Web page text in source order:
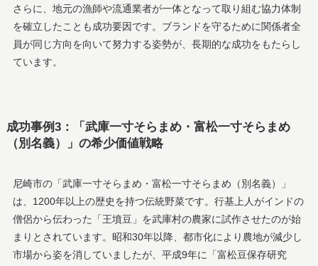
さらに、地元の漁師や流通業者が一体となって取り組む協力体制
を確立したことも成功要因です。ブランドを守るために関係者全
員が同じ方向を向いて努力する姿勢が、長期的な成功をもたらし
ています。
成功事例3：「武庫一寸そらまめ・富松一寸そらまめ
（別名義）」の希少価値戦略
尼崎市の「武庫一寸そらまめ・富松一寸そらまめ（別名義）」
は、1200年以上の歴史を持つ伝統野菜です。行基上人がインドの
僧侶から伝わった「王墳豆」を武庫村の農家に試作させたのが始
まりとされています。昭和30年以降、都市化により農地が減少し
市場から姿を消していましたが、平成9年に「富松豆保存研究